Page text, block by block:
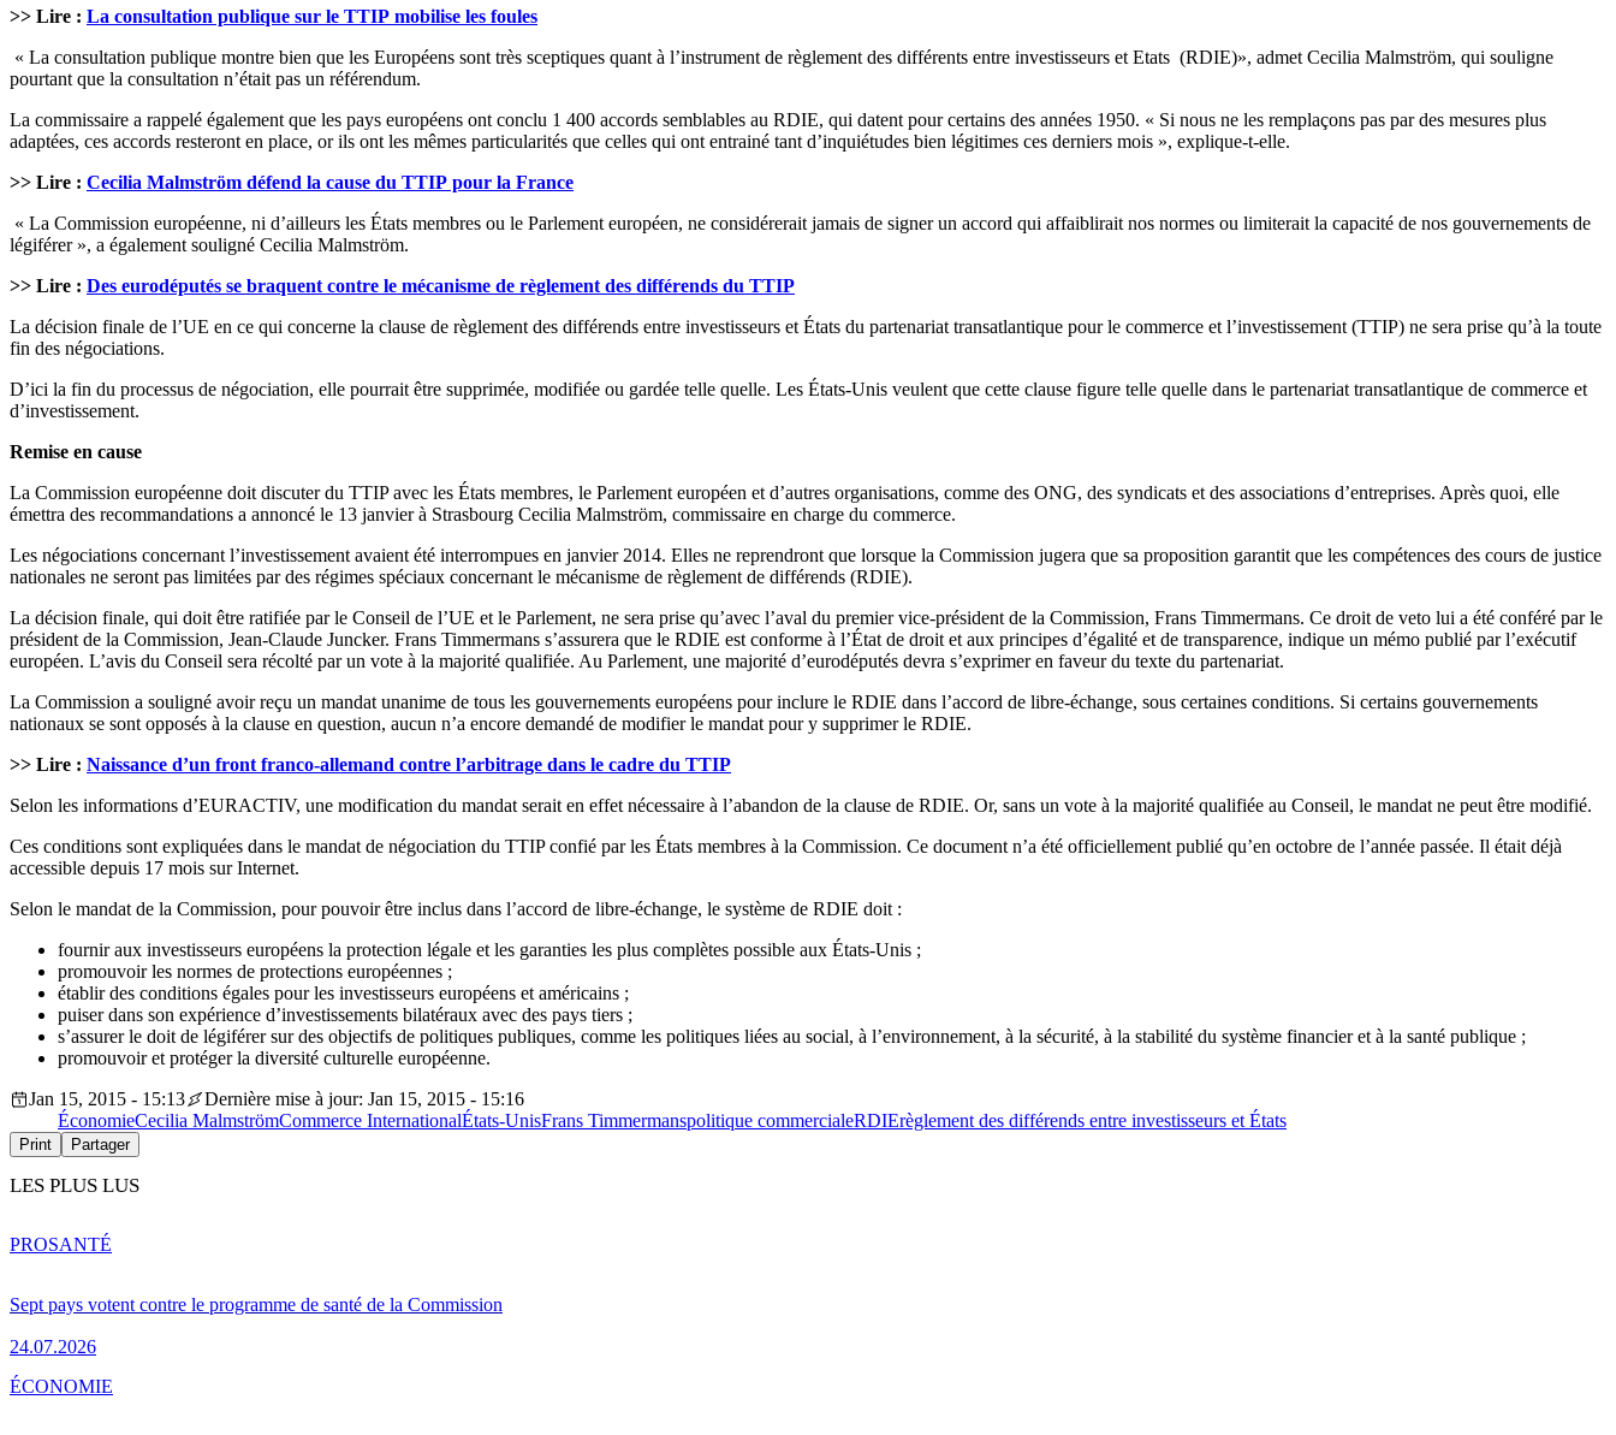
>> Lire : La consultation publique sur le TTIP mobilise les foules
« La consultation publique montre bien que les Européens sont très sceptiques quant à l’instrument de règlement des différents entre investisseurs et Etats (RDIE)», admet Cecilia Malmström, qui souligne
pourtant que la consultation n’était pas un référendum.
La commissaire a rappelé également que les pays européens ont conclu 1 400 accords semblables au RDIE, qui datent pour certains des années 1950. « Si nous ne les remplaçons pas par des mesures plus
adaptées, ces accords resteront en place, or ils ont les mêmes particularités que celles qui ont entrainé tant d’inquiétudes bien légitimes ces derniers mois », explique-t-elle.
>> Lire : Cecilia Malmström défend la cause du TTIP pour la France
« La Commission européenne, ni d’ailleurs les États membres ou le Parlement européen, ne considérerait jamais de signer un accord qui affaiblirait nos normes ou limiterait la capacité de nos gouvernements de
légiférer », a également souligné Cecilia Malmström.
>> Lire : Des eurodéputés se braquent contre le mécanisme de règlement des différends du TTIP
La décision finale de l’UE en ce qui concerne la clause de règlement des différends entre investisseurs et États du partenariat transatlantique pour le commerce et l’investissement (TTIP) ne sera prise qu’à la toute
fin des négociations.
D’ici la fin du processus de négociation, elle pourrait être supprimée, modifiée ou gardée telle quelle. Les États-Unis veulent que cette clause figure telle quelle dans le partenariat transatlantique de commerce et
d’investissement.
Remise en cause
La Commission européenne doit discuter du TTIP avec les États membres, le Parlement européen et d’autres organisations, comme des ONG, des syndicats et des associations d’entreprises. Après quoi, elle
émettra des recommandations a annoncé le 13 janvier à Strasbourg Cecilia Malmström, commissaire en charge du commerce.
Les négociations concernant l’investissement avaient été interrompues en janvier 2014. Elles ne reprendront que lorsque la Commission jugera que sa proposition garantit que les compétences des cours de justice
nationales ne seront pas limitées par des régimes spéciaux concernant le mécanisme de règlement de différends (RDIE).
La décision finale, qui doit être ratifiée par le Conseil de l’UE et le Parlement, ne sera prise qu’avec l’aval du premier vice-président de la Commission, Frans Timmermans. Ce droit de veto lui a été conféré par le
président de la Commission, Jean-Claude Juncker. Frans Timmermans s’assurera que le RDIE est conforme à l’État de droit et aux principes d’égalité et de transparence, indique un mémo publié par l’exécutif
européen. L’avis du Conseil sera récolté par un vote à la majorité qualifiée. Au Parlement, une majorité d’eurodéputés devra s’exprimer en faveur du texte du partenariat.
La Commission a souligné avoir reçu un mandat unanime de tous les gouvernements européens pour inclure le RDIE dans l’accord de libre-échange, sous certaines conditions. Si certains gouvernements
nationaux se sont opposés à la clause en question, aucun n’a encore demandé de modifier le mandat pour y supprimer le RDIE.
>> Lire : Naissance d’un front franco-allemand contre l’arbitrage dans le cadre du TTIP
Selon les informations d’EURACTIV, une modification du mandat serait en effet nécessaire à l’abandon de la clause de RDIE. Or, sans un vote à la majorité qualifiée au Conseil, le mandat ne peut être modifié.
Ces conditions sont expliquées dans le mandat de négociation du TTIP confié par les États membres à la Commission. Ce document n’a été officiellement publié qu’en octobre de l’année passée. Il était déjà
accessible depuis 17 mois sur Internet.
Selon le mandat de la Commission, pour pouvoir être inclus dans l’accord de libre-échange, le système de RDIE doit :
fournir aux investisseurs européens la protection légale et les garanties les plus complètes possible aux États-Unis ;
promouvoir les normes de protections européennes ;
établir des conditions égales pour les investisseurs européens et américains ;
puiser dans son expérience d’investissements bilatéraux avec des pays tiers ;
s’assurer le doit de légiférer sur des objectifs de politiques publiques, comme les politiques liées au social, à l’environnement, à la sécurité, à la stabilité du système financier et à la santé publique ;
promouvoir et protéger la diversité culturelle européenne.
Jan 15, 2015 - 15:13
Dernière mise à jour: Jan 15, 2015 - 15:16
ÉconomieCecilia MalmströmCommerce InternationalÉtats-UnisFrans Timmermanspolitique commercialeRDIErèglement des différends entre investisseurs et États
Print Partager
LES PLUS LUS
Sept pays votent contre le programme de santé de la Commission
24.07.2026
PROSANTÉ
ÉCONOMIE